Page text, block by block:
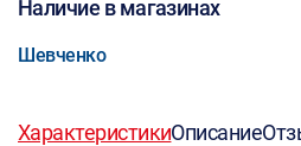
Наличие в магазинах
Шевченко
ХарактеристикиОписание